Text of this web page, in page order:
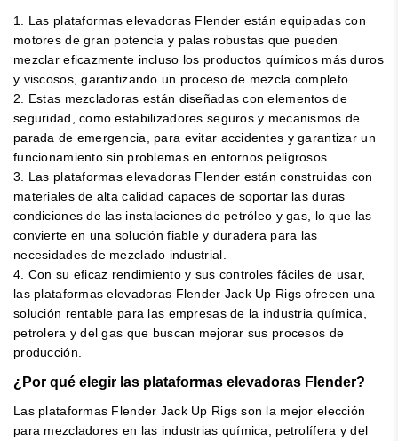
1. Las plataformas elevadoras Flender están equipadas con
motores de gran potencia y palas robustas que pueden
mezclar eficazmente incluso los productos químicos más duros
y viscosos, garantizando un proceso de mezcla completo.
2. Estas mezcladoras están diseñadas con elementos de
seguridad, como estabilizadores seguros y mecanismos de
parada de emergencia, para evitar accidentes y garantizar un
funcionamiento sin problemas en entornos peligrosos.
3. Las plataformas elevadoras Flender están construidas con
materiales de alta calidad capaces de soportar las duras
condiciones de las instalaciones de petróleo y gas, lo que las
convierte en una solución fiable y duradera para las
necesidades de mezclado industrial.
4. Con su eficaz rendimiento y sus controles fáciles de usar,
las plataformas elevadoras Flender Jack Up Rigs ofrecen una
solución rentable para las empresas de la industria química,
petrolera y del gas que buscan mejorar sus procesos de
producción.
¿Por qué elegir las plataformas elevadoras Flender?
Las plataformas Flender Jack Up Rigs son la mejor elección
para mezcladores en las industrias química, petrolífera y del